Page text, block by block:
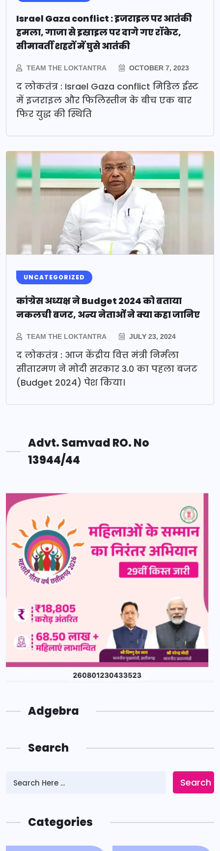
Israel Gaza conflict : इजराइल पर आतंकी
हमला, गाजा से इस्राइल पर दागे गए रॉकेट,
सीमावर्ती शहरों में घुसे आतंकी
TEAM THE LOKTANTRA OCTOBER 7, 2023
द लोकतंत्र : Israel Gaza conflict मिडिल ईस्ट
में इजराइल और फिलिस्तीन के बीच एक बार
फिर युद्ध की स्थिति
UNCATEGORIZED
कांग्रेस अध्यक्ष ने Budget 2024 को बताया
नकलची बजट, अन्य नेताओं ने क्या कहा जानिए
TEAM THE LOKTANTRA JULY 23, 2024
द लोकतंत्र : आज केंद्रीय वित्त मंत्री निर्मला
सीतारमण ने मोदी सरकार 3.0 का पहला बजट
(Budget 2024) पेश किया।
Advt. Samvad RO. No
13944/44
Adgebra
Search
Search
Categories